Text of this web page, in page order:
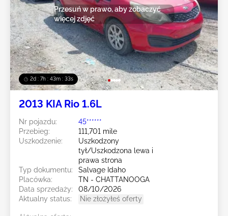
2d : 7h : 43m : 30s
Przesuń w prawo, aby zobaczyć
więcej zdjęć
2013 KIA Rio 1.6L
Nr pojazdu:
45******
Przebieg:
111,701 mile
Uszkodzenie:
Uszkodzony
tył/Uszkodzona lewa i
prawa strona
Typ dokumentu:
Salvage Idaho
Placówka:
TN - CHATTANOOGA
Data sprzedaży:
08/10/2026
Aktualny status:
Nie złożyłeś oferty